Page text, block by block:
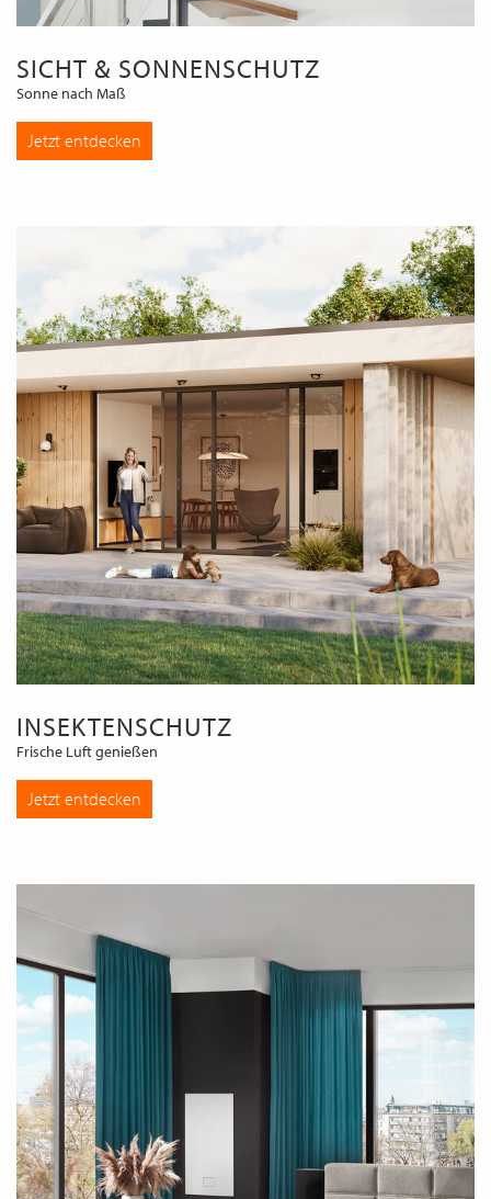
SICHT & SONNENSCHUTZ
Sonne nach Maß
Jetzt entdecken
INSEKTENSCHUTZ
Frische Luft genießen
Jetzt entdecken